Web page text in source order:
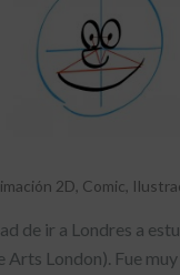
2D Comic
de ir a Londres a
London). Fue